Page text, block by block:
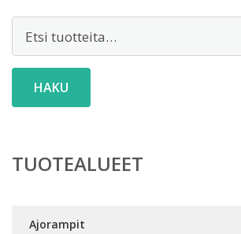
HAKU
TUOTEALUEET
Ajorampit